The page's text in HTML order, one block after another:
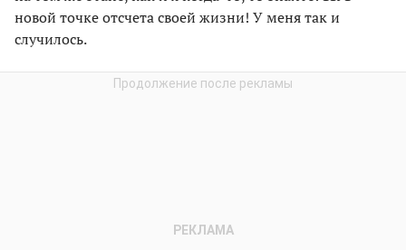
новой точке отсчета своей жизни! У меня так и
случилось.